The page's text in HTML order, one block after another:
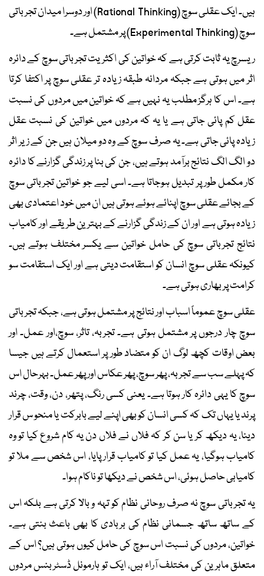
ہیں۔ ایک عقلی سوچ (Rational Thinking) اور دوسرا میدان تجرباتی
سوچ (Experimental Thinking) پر مشتمل ہے۔
ریسرچ یہ ثابت کرتی ہے کہ خواتین کی اکثریت تجرباتی سوچ کے دائرہ
اثر میں ہوتی ہے جبکہ مردانہ طبقہ زیادہ تر عقلی سوچ پر اکتفا کرتا
ہے۔ اس کا ہرگز مطلب یہ نہیں ہے کہ خواتین میں مردوں کی نسبت
عقل کم پائی جاتی ہے یا یہ کہ مردوں میں خواتین کی نسبت عقل
زیادہ پائی جاتی ہے۔ یہ صرف سوچ کے وہ دو میلان ہیں جن کے زیر اثر
دو الگ الگ نتائج برآمد ہوتے ہیں، جن کی بنا پر زندگی گزارنے کا دائرہ
کار مکمل طور پر تبدیل ہوجاتا ہے۔ اسی لیے جو خواتین تجرباتی سوچ
کے بجائے عقلی سوچ اپنائے ہوئے ہوتی ہیں ان میں خود اعتمادی بھی
زیادہ ہوتی ہے اور ان کے زندگی گزارنے کے بہترین طریقے اور کامیاب
نتائج تجرباتی سوچ کی حامل خواتین سے یکسر مختلف ہوتے ہیں۔
کیونکہ عقلی سوچ انسان کو استقامت دیتی ہے اور ایک استقامت سو
کرامت پر بھاری ہوتی ہے۔
عقلی سوچ عموماً اسباب اور نتائج پر مشتمل ہوتی ہے، جبکہ تجرباتی
سوچ چار درجوں پر مشتمل ہوتی ہے۔ تجربہ، تاثر، سوچ،اور عمل۔ اور
بعض اوقات کچھ لوگ ان کو متضاد طور پر استعمال کرتے ہیں جیسا
کہ پہلے سب سے تجربہ، پھر سوچ، پھر عکاس اور پھر عمل۔ بہرحال اس
سوچ کا یہی دائرہ کار ہوتا ہے۔ یعنی کسی رنگ، پتھر، دن، وقت، چرند
پرند یا یہاں تک کہ کسی انسان کو بھی اپنے لیے بابرکت یا منحو س قرار
دینا، یہ دیکھ کر یا سن کر کہ فلاں نے فلاں دن یہ کام شروع کیا تو وہ
کامیاب ہوگیا، یہ عمل کیا تو کامیاب قرار پایا، اس شخص سے ملا تو
کامیابی حاصل ہوئی، اس شخص نے دیکھا تو ناکام ہوا۔
یہ تجرباتی سوچ نہ صرف روحانی نظام کو تہہ و بالا کرتی ہے بلکہ اس
کے ساتھ ساتھ جسمانی نظام کی بربادی کا بھی باعث بنتی ہے۔
خواتین، مردوں کی نسبت اس سوچ کی حامل کیوں ہوتی ہیں؟ اس کے
متعلق ماہرین کی مختلف آراء ہیں، ایک تو ہارمونل ڈسٹربنس مردوں